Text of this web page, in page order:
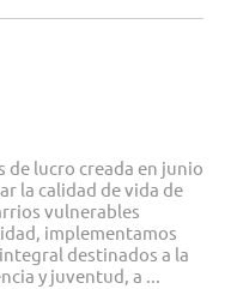
de lucro creada en junio
la calidad de vida de
vulnerables
implementamos
destinados a la
y juventud, a ...